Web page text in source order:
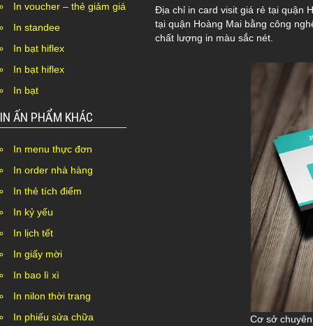
Địa chỉ in card visit giá rẻ tại quận
tại quận Hoàng Mai bằng công
chất lượng in màu sắc nét.
Cơ sở
In voucher – thẻ giảm giá
In standee
In bạt hiflex
In bạt hiflex
In bạt
IN ẤN PHẨM KHÁC
In menu thực đơn
In order nhà hàng
In thẻ tích điểm
In kỷ yếu
In lịch tết
In giấy mời
In bao lì xì
In nilon thời trang
In phiếu sửa chữa